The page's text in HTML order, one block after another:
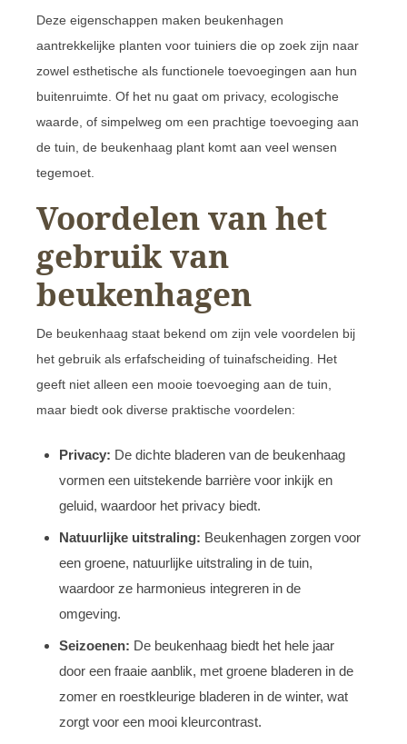
Deze eigenschappen maken beukenhagen
aantrekkelijke planten voor tuiniers die op zoek zijn naar
zowel esthetische als functionele toevoegingen aan hun
buitenruimte. Of het nu gaat om privacy, ecologische
waarde, of simpelweg om een prachtige toevoeging aan
de tuin, de beukenhaag plant komt aan veel wensen
tegemoet.
Voordelen van het
gebruik van
beukenhagen
De beukenhaag staat bekend om zijn vele voordelen bij
het gebruik als erfafscheiding of tuinafscheiding. Het
geeft niet alleen een mooie toevoeging aan de tuin,
maar biedt ook diverse praktische voordelen:
Privacy: De dichte bladeren van de beukenhaag
vormen een uitstekende barrière voor inkijk en
geluid, waardoor het privacy biedt.
Natuurlijke uitstraling: Beukenhagen zorgen voor
een groene, natuurlijke uitstraling in de tuin,
waardoor ze harmonieus integreren in de
omgeving.
Seizoenen: De beukenhaag biedt het hele jaar
door een fraaie aanblik, met groene bladeren in de
zomer en roestkleurige bladeren in de winter, wat
zorgt voor een mooi kleurcontrast.